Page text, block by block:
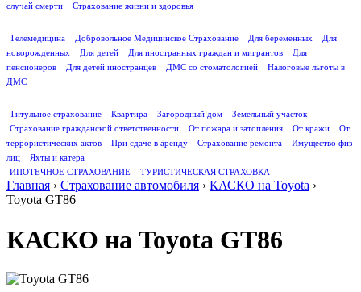
случай смерти
Страхование жизни и здоровья
Телемедицина
Добровольное Медицинское Страхование Для беременных
Для
новорожденных
Для детей Для иностранных граждан и мигрантов
Для
пенсионеров
Для детей иностранцев ДМС со стоматологией
Налоговые льготы в
ДМС
Титульное страхование
Квартира Загородный дом
Земельный участок
Страхование гражданской ответственности
От пожара и затопления От кражи
От
террористических актов
При сдаче в аренду Страхование ремонта
Имущество физ
лиц
Яхты и катера
ИПОТЕЧНОЕ СТРАХОВАНИЕ
ТУРИСТИЧЕСКАЯ СТРАХОВКА
Главная › Страхование автомобиля › КАСКО на Toyota ›
Toyota GT86
КАСКО на Toyota GT86